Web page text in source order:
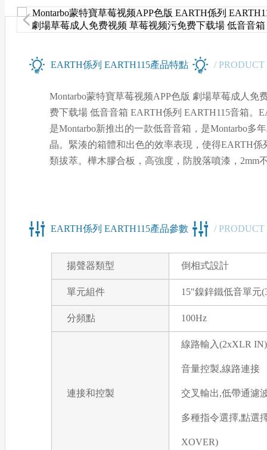
Montarbo蒙特寶草莓视频APP色版 EARTH係列 EARTH115 劇場
EARTH係列 EARTH115產品特點 / PRODUCT
Montarbo蒙特寶草莓视频APP色版 劇場草莓成人免
费下载場 低音音箱 EARTH係列 EARTH115音箱。
是Montarbo新推出的一款低音音箱，是Montarbo多
晶。緊湊的箱體和出色的效率表現，使得EARTH
類拔萃。 樺木膠合板，高強度，防脫落噴漆，
EARTH係列 EARTH115產品參數 /
揚聲器類型 倒相式設計
單元組件 15"鎳鋅鐵低音單元
分頻點 100Hz
連接和控製
線路輸入(2xXLR IN)
音量控製,線路連接
交叉輸出,低帶通濾
多種指令選擇,點選
XOVER)